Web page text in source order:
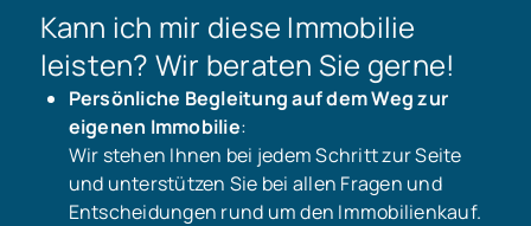
Kann ich mir diese Immobilie
leisten? Wir beraten Sie gerne!
Persönliche Begleitung auf dem Weg zur
eigenen Immobilie:
Wir stehen Ihnen bei jedem Schritt zur Seite
und unterstützen Sie bei allen Fragen und
Entscheidungen rund um den Immobilienkauf.